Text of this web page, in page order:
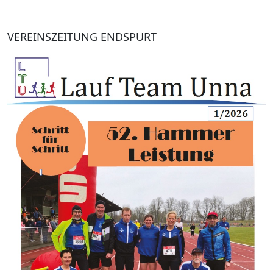
VEREINSZEITUNG ENDSPURT